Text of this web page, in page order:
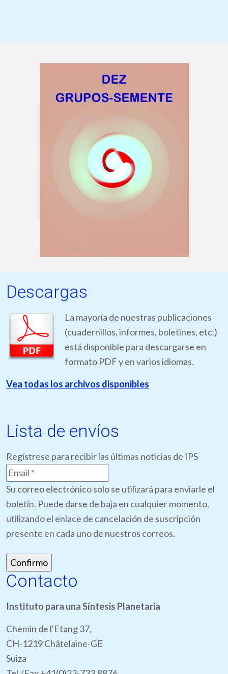
Descargas
La mayoría de nuestras publicaciones
(cuadernillos, informes, boletines, etc.)
está disponible para descargarse en
formato PDF y en varios idiomas.
Vea todas los archivos disponibles
Lista de envíos
Regístrese para recibir las últimas noticias de IPS
Su correo electrónico solo se utilizará para enviarle el
boletín. Puede darse de baja en cualquier momento,
utilizando el enlace de cancelación de suscripción
presente en cada uno de nuestros correos.
Contacto
Instituto para una Síntesis Planetaria
Chemin de l'Etang 37,
CH-1219 Châtelaine-GE
Suiza